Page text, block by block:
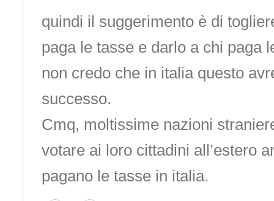
quindi il suggerimento è di
paga le tasse e darlo a chi paga
non credo che in italia questo
successo.
Cmq, moltissime nazioni
votare ai loro cittadini all’estero
pagano le tasse in italia.